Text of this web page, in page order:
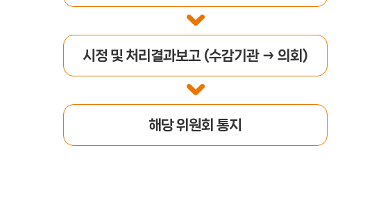
시정 및 처리결과보고 (수감기관 → 의회)
해당 위원회 통지